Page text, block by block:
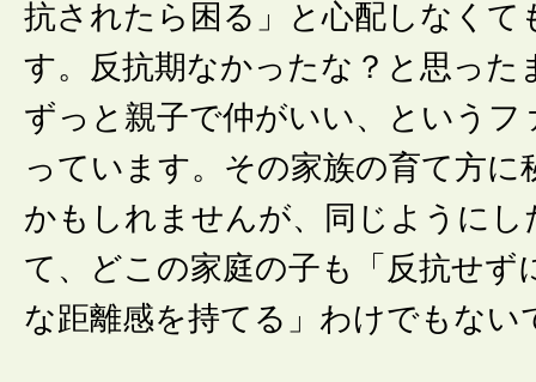
抗されたら困る」と心配しなくて
す。反抗期なかったな？と思った
ずっと親子で仲がいい、というフ
っています。その家族の育て方に
かもしれませんが、同じように
て、どこの家庭の子も「反抗せず
な距離感を持てる」わけでもない